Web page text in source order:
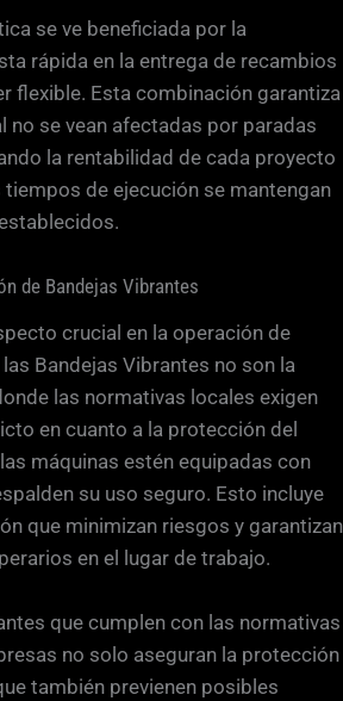
se ve beneficiada por la
rápida en la entrega de recambios
flexible. Esta combinación garantiza
no se vean afectadas por paradas
la rentabilidad de cada proyecto
de ejecución se mantengan
de Bandejas Vibrantes
crucial en la operación de
Bandejas Vibrantes no son la
las normativas locales exigen
en cuanto a la protección del
máquinas estén equipadas con
su uso seguro. Esto incluye
que minimizan riesgos y garantizan
en el lugar de trabajo.
que cumplen con las normativas
no solo aseguran la protección
también previenen posibles